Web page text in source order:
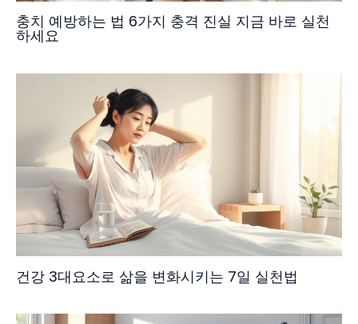
충치 예방하는 법 6가지 충격 진실 지금 바로 실천
하세요
건강 3대요소로 삶을 변화시키는 7일 실천법